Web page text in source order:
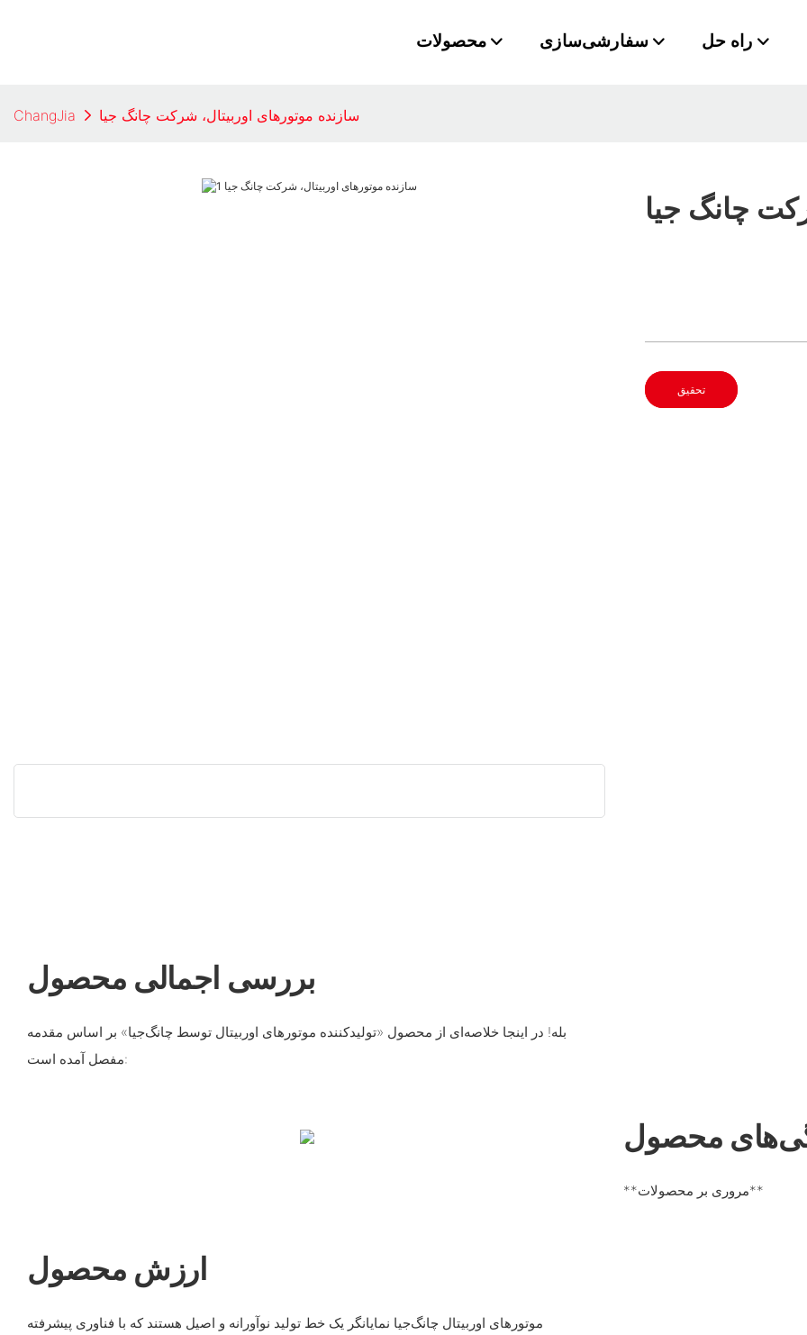
محصولات سفارشی‌سازی راه حل
ChangJia سازنده موتورهای اوربیتال، شرکت چانگ جیا
چانگ جیا
تحقیق
بررسی اجمالی محصول
بله! در اینجا خلاصه‌ای از محصول «تولیدکننده موتورهای اوربیتال توسط چانگ‌جیا» بر اساس مقدمه
مفصل آمده است:
محصول
**مروری بر محصولات**
ارزش محصول
موتورهای اوربیتال چانگ‌جیا نمایانگر یک خط تولید نوآورانه و اصیل هستند که با فناوری پیشرفته